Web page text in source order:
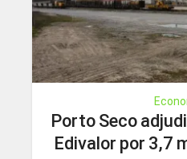
Porto Seco
Edivalor por 3,7